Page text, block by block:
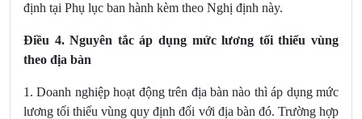
định tại Phụ lục ban hành kèm theo Nghị định này.
Điều 4. Nguyên tắc áp dụng mức lương tối thiểu vùng
theo địa bàn
1. Doanh nghiệp hoạt động trên địa bàn nào thì áp dụng mức
lương tối thiểu vùng quy định đối với địa bàn đó. Trường hợp